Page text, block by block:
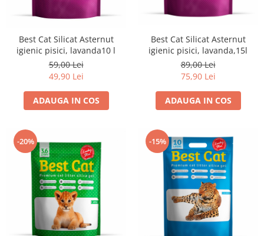
Best Cat Silicat Asternut
igienic pisici, lavanda10 l
59,00 Lei
49,90 Lei
ADAUGA IN COS
Best Cat Silicat Asternut
igienic pisici, lavanda,15l
89,00 Lei
75,90 Lei
ADAUGA IN COS
-20% -15%